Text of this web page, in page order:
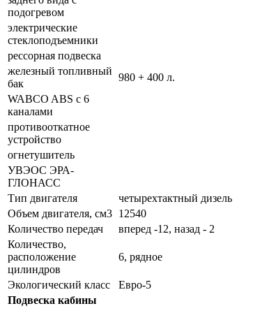
подогревом
электрические
стеклоподъемники
рессорная подвеска
железный топливный
бак
980 + 400 л.
WABCO ABS с 6
каналами
противооткатное
устройство
огнетушитель
УВЭОС ЭРА-
ГЛОНАСС
Тип двигателя
четырехтактный дизель
Объем двигателя, см3 12540
Количество передач
вперед -12, назад - 2
Количество,
расположение
цилиндров
6, рядное
Экологический класс
Евро-5
Подвеска кабины